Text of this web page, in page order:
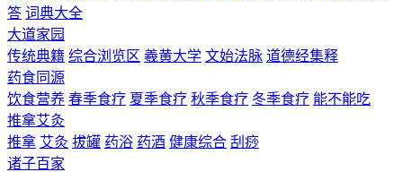
答 词典大全
大道家园
传统典籍 综合浏览区 羲黄大学 文始法脉 道德经集释
药食同源
饮食营养 春季食疗 夏季食疗 秋季食疗 冬季食疗 能不能吃
推拿艾灸
推拿 艾灸 拔罐 药浴 药酒 健康综合 刮痧
诸子百家